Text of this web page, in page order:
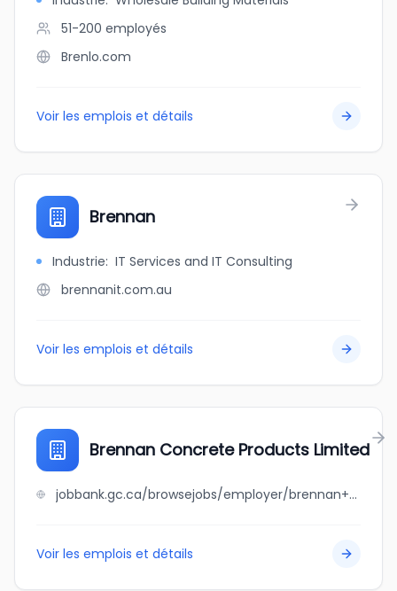
51-200 employés
Brenlo.com
Voir les emplois et détails
Brennan
Industrie: IT Services and IT Consulting
brennanit.com.au
Voir les emplois et détails
Brennan Concrete Products Limited
jobbank.gc.ca/browsejobs/employer/brennan+concrete+products+limited/ca
Voir les emplois et détails